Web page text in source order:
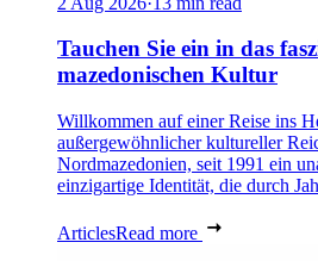
Tauchen Sie ein in das
mazedonischen Kultur
Willkommen auf einer Reise ins
außergewöhnlicher kultureller
Nordmazedonien, seit 1991 ein
einzigartige Identität, die durch
ArticlesRead more